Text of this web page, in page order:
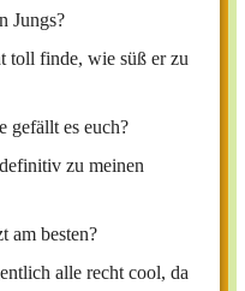
Jungs?
toll finde, wie süß er zu
gefällt es euch?
zu meinen
am besten?
alle recht cool, da